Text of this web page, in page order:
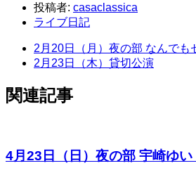
投稿者: casaclassica
ライブ日記
2月20日（月）夜の部 なんでも
2月23日（木）貸切公演
関連記事
4月23日（日）夜の部 宇崎ゆ